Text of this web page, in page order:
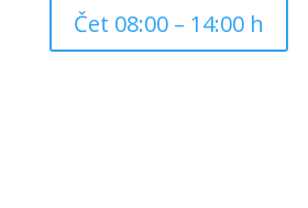
Čet 08:00 – 14:00 h